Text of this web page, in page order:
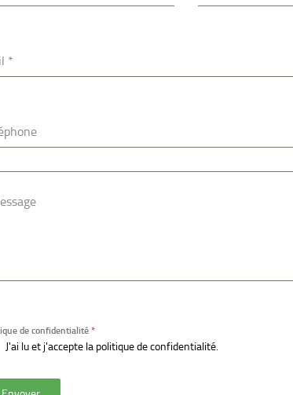
*
de confidentialité *
J'ai lu et j'accepte la politique de confidentialité.